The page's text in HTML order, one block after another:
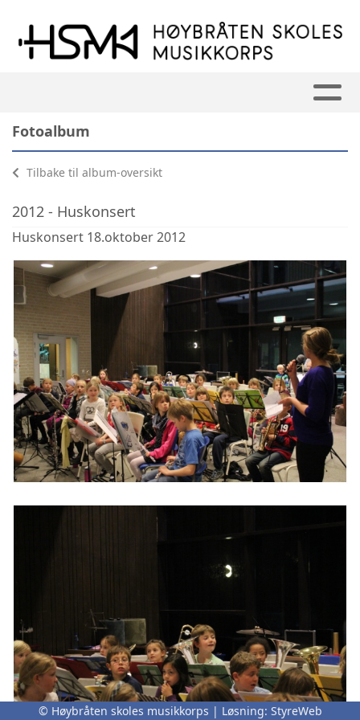
Fotoalbum
Tilbake til album-oversikt
2012 - Huskonsert
Huskonsert 18.oktober 2012
© Høybråten skoles musikkorps | Løsning: StyreWeb